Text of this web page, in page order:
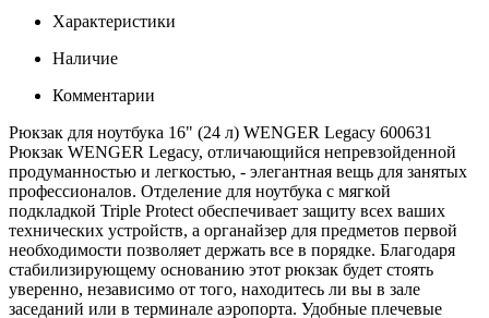
Характеристики
Наличие
Комментарии
Рюкзак для ноутбука 16" (24 л) WENGER Legacy 600631
Рюкзак WENGER Legacy, отличающийся непревзойденной
продуманностью и легкостью, - элегантная вещь для занятых
профессионалов. Отделение для ноутбука с мягкой
подкладкой Triple Protect обеспечивает защиту всех ваших
технических устройств, а органайзер для предметов первой
необходимости позволяет держать все в порядке. Благодаря
стабилизирующему основанию этот рюкзак будет стоять
уверенно, независимо от того, находитесь ли вы в зале
заседаний или в терминале аэропорта. Удобные плечевые